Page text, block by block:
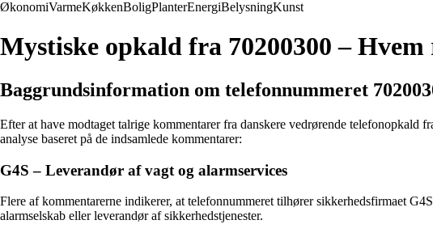
ØkonomiVarmeKøkkenBoligPlanterEnergiBelysningKunst
Mystiske opkald fra 70200300 – Hvem
Baggrundsinformation om telefonnummeret
Efter at have modtaget talrige kommentarer fra danskere vedrørende
analyse baseret på de indsamlede kommentarer:
G4S – Leverandør af vagt og alarmservices
Flere af kommentarerne indikerer, at telefonnummeret tilhører sikkerhedsfirmaet
alarmselskab eller leverandør af sikkerhedstjenester.